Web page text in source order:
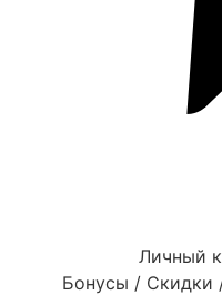
Личный
Бонусы / Скидки